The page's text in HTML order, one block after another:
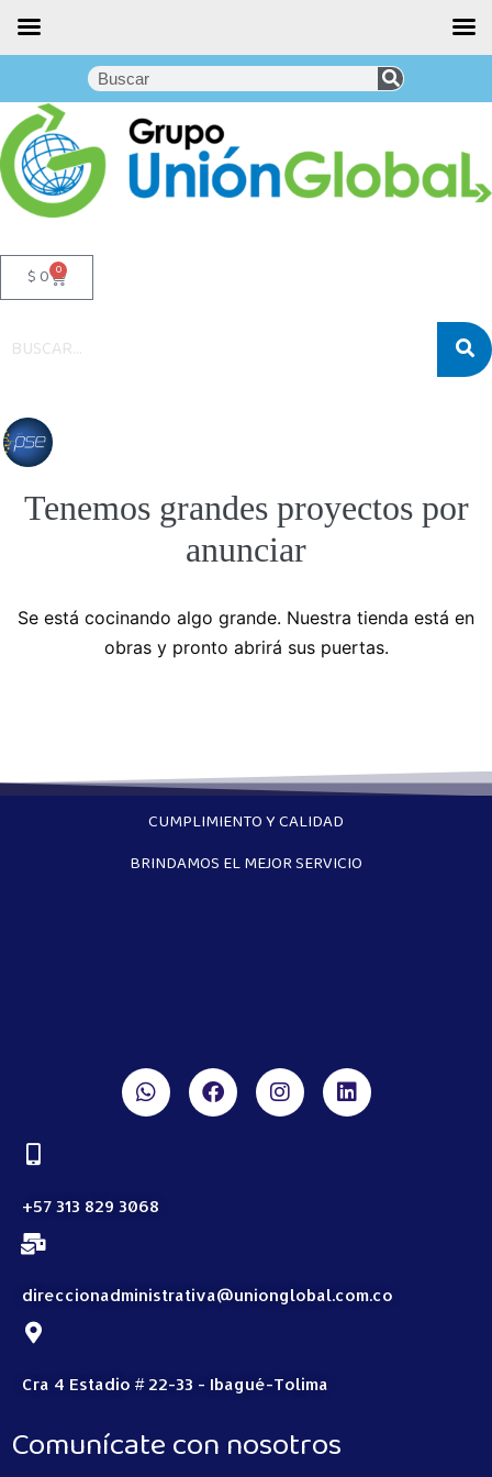
$0 0
Tenemos grandes proyectos por
anunciar
Se está cocinando algo grande. Nuestra tienda está en
obras y pronto abrirá sus puertas.
CUMPLIMIENTO Y CALIDAD
BRINDAMOS EL MEJOR SERVICIO
+57 313 829 3068
direccionadministrativa@unionglobal.com.co
Cra 4 Estadio # 22-33 - Ibagué-Tolima
Comunícate con nosotros